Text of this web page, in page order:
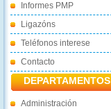
Informes PMP
Ligazóns
Teléfonos interese
Contacto
DEPARTAMENTOS
Administración